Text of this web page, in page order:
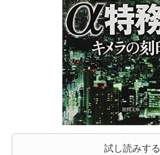
試し読みする